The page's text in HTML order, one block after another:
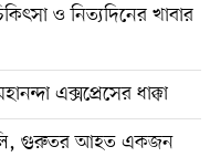
ও নিত্যদিনের খাবার
এক্সপ্রেসের ধাক্কা
ট্রলি, গুরুতর আহত একজন